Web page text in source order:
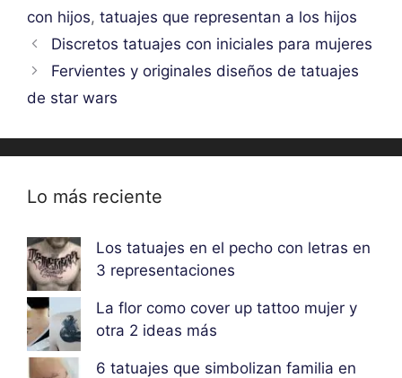
con hijos, tatuajes que representan a los hijos
Discretos tatuajes con iniciales para mujeres
Fervientes y originales diseños de tatuajes
de star wars
Lo más reciente
Los tatuajes en el pecho con letras en
3 representaciones
La flor como cover up tattoo mujer y
otra 2 ideas más
6 tatuajes que simbolizan familia en